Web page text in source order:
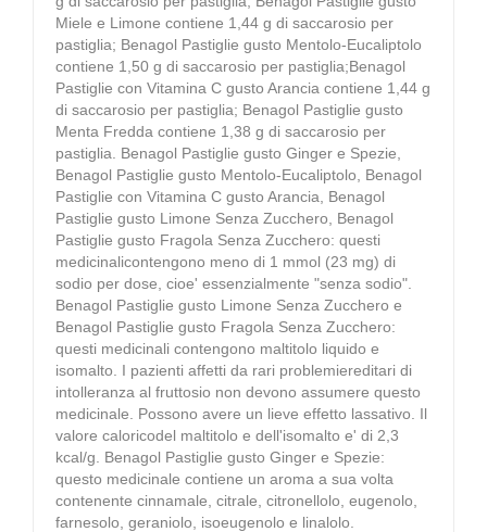
Miele e Limone contiene 1,44 g di saccarosio per
pastiglia; Benagol Pastiglie gusto Mentolo-Eucaliptolo
contiene 1,50 g di saccarosio per pastiglia;Benagol
Pastiglie con Vitamina C gusto Arancia contiene 1,44 g
di saccarosio per pastiglia; Benagol Pastiglie gusto
Menta Fredda contiene 1,38 g di saccarosio per
pastiglia. Benagol Pastiglie gusto Ginger e Spezie,
Benagol Pastiglie gusto Mentolo-Eucaliptolo, Benagol
Pastiglie con Vitamina C gusto Arancia, Benagol
Pastiglie gusto Limone Senza Zucchero, Benagol
Pastiglie gusto Fragola Senza Zucchero: questi
medicinalicontengono meno di 1 mmol (23 mg) di
sodio per dose, cioe' essenzialmente "senza sodio".
Benagol Pastiglie gusto Limone Senza Zucchero e
Benagol Pastiglie gusto Fragola Senza Zucchero:
questi medicinali contengono maltitolo liquido e
isomalto. I pazienti affetti da rari problemiereditari di
intolleranza al fruttosio non devono assumere questo
medicinale. Possono avere un lieve effetto lassativo. Il
valore caloricodel maltitolo e dell'isomalto e' di 2,3
kcal/g. Benagol Pastiglie gusto Ginger e Spezie:
questo medicinale contiene un aroma a sua volta
contenente cinnamale, citrale, citronellolo, eugenolo,
farnesolo, geraniolo, isoeugenolo e linalolo.